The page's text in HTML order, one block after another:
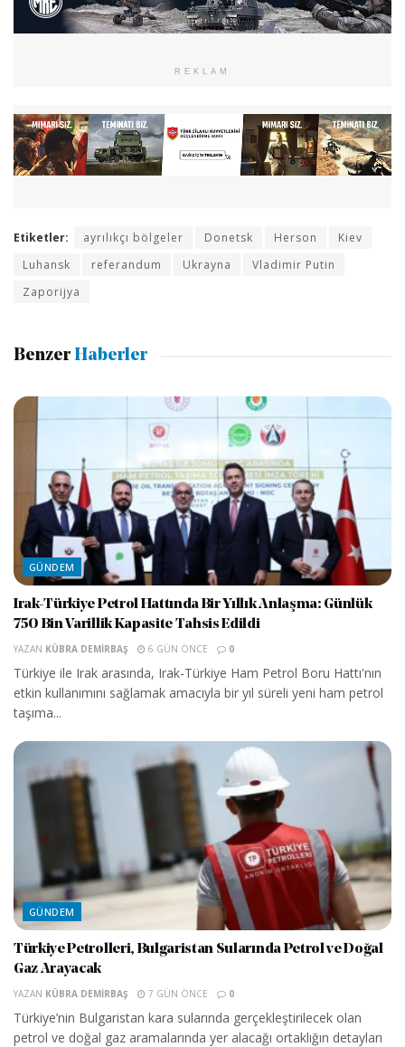
REKLAM
Etiketler: ayrılıkçı bölgeler Donetsk Herson
Kiev
Luhansk
referandum Ukrayna
Vladimir Putin
Zaporijya
Benzer Haberler
GÜNDEM
Irak-Türkiye Petrol Hattında Bir Yıllık Anlaşma: Günlük
750 Bin Varillik Kapasite Tahsis Edildi
YAZAN KÜBRA DEMIRBAŞ 6 GÜN ÖNCE 0
Türkiye ile Irak arasında, Irak-Türkiye Ham Petrol Boru Hattı'nın
etkin kullanımını sağlamak amacıyla bir yıl süreli yeni ham petrol
taşıma...
GÜNDEM
Türkiye Petrolleri, Bulgaristan Sularında Petrol ve Doğal
Gaz Arayacak
YAZAN KÜBRA DEMIRBAŞ 7 GÜN ÖNCE 0
Türkiye’nin Bulgaristan kara sularında gerçekleştirilecek olan
petrol ve doğal gaz aramalarında yer alacağı ortaklığın detayları